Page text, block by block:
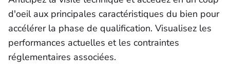
d'oeil aux principales caractéristiques du bien pour
accélérer la phase de qualification. Visualisez les
performances actuelles et les contraintes
réglementaires associées.